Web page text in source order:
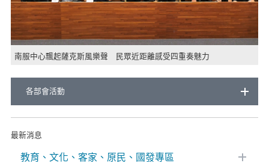
南服中心飄起薩克斯風樂聲 民眾近距離感受四重奏魅力
各部會活動
最新消息
教育、文化、客家、原民、國發專區